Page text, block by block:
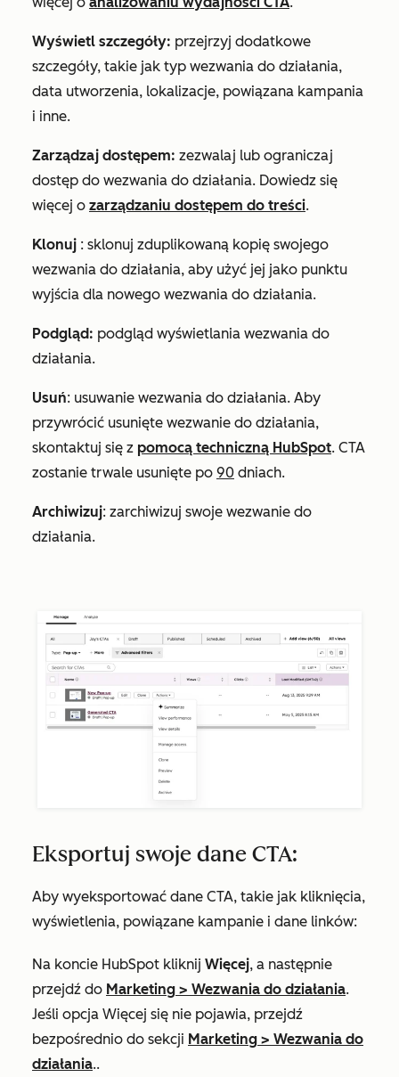
Wyświetl szczegóły: przejrzyj dodatkowe
szczegóły, takie jak typ wezwania do działania,
data utworzenia, lokalizacje, powiązana kampania
i inne.
Zarządzaj dostępem: zezwalaj lub ograniczaj
dostęp do wezwania do działania. Dowiedz się
więcej o zarządzaniu dostępem do treści.
Klonuj : sklonuj zduplikowaną kopię swojego
wezwania do działania, aby użyć jej jako punktu
wyjścia dla nowego wezwania do działania.
Podgląd: podgląd wyświetlania wezwania do
działania.
Usuń: usuwanie wezwania do działania. Aby
przywrócić usunięte wezwanie do działania,
skontaktuj się z pomocą techniczną HubSpot. CTA
zostanie trwale usunięte po 90 dniach.
Archiwizuj: zarchiwizuj swoje wezwanie do
działania.
Eksportuj swoje dane CTA:
Aby wyeksportować dane CTA, takie jak kliknięcia,
wyświetlenia, powiązane kampanie i dane linków:
Na koncie HubSpot kliknij Więcej, a następnie
przejdź do Marketing > Wezwania do działania.
Jeśli opcja Więcej się nie pojawia, przejdź
bezpośrednio do sekcji Marketing > Wezwania do
działania..